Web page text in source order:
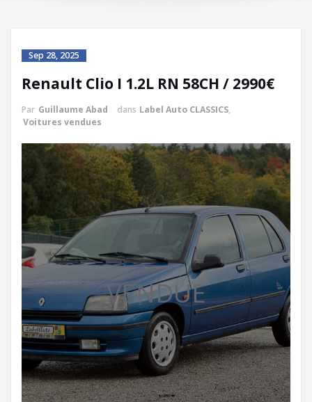
Sep 28, 2025
Renault Clio I 1.2L RN 58CH / 2990€
Par Guillaume Abad dans Label Auto CLASSICS,
Voitures vendues
VENDUE